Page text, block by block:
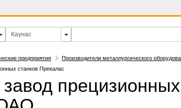
предприятия Производители металлургического
станков Прекалас
завод